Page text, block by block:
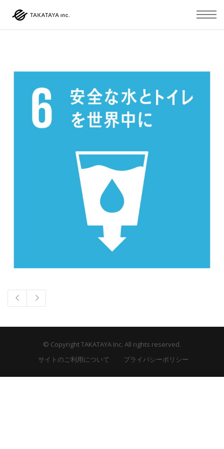
© Copyright TAKATAYA Inc. All rights reserved.
サイトのご利用について
プライバシーポリシー